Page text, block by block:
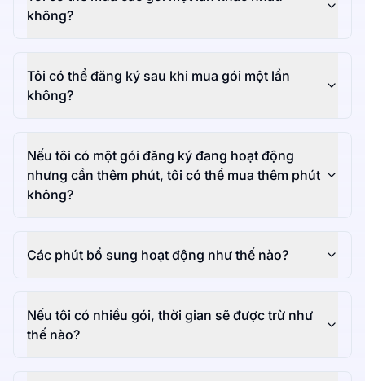
không?
Tôi có thể đăng ký sau khi mua gói một lần
không?
Nếu tôi có một gói đăng ký đang hoạt động
nhưng cần thêm phút, tôi có thể mua thêm phút
không?
Các phút bổ sung hoạt động như thế nào?
Nếu tôi có nhiều gói, thời gian sẽ được trừ như
thế nào?